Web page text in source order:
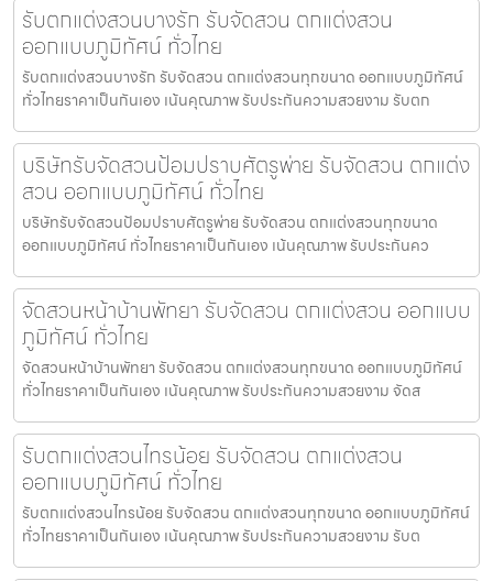
รับตกแต่งสวนบางรัก รับจัดสวน ตกแต่งสวน
ออกแบบภูมิทัศน์ ทั่วไทย
รับตกแต่งสวนบางรัก รับจัดสวน ตกแต่งสวนทุกขนาด ออกแบบภูมิทัศน์
ทั่วไทยราคาเป็นกันเอง เน้นคุณภาพ รับประกันความสวยงาม รับตก
บริษัทรับจัดสวนป้อมปราบศัตรูพ่าย รับจัดสวน ตกแต่ง
สวน ออกแบบภูมิทัศน์ ทั่วไทย
บริษัทรับจัดสวนป้อมปราบศัตรูพ่าย รับจัดสวน ตกแต่งสวนทุกขนาด
ออกแบบภูมิทัศน์ ทั่วไทยราคาเป็นกันเอง เน้นคุณภาพ รับประกันคว
จัดสวนหน้าบ้านพัทยา รับจัดสวน ตกแต่งสวน ออกแบบ
ภูมิทัศน์ ทั่วไทย
จัดสวนหน้าบ้านพัทยา รับจัดสวน ตกแต่งสวนทุกขนาด ออกแบบภูมิทัศน์
ทั่วไทยราคาเป็นกันเอง เน้นคุณภาพ รับประกันความสวยงาม จัดส
รับตกแต่งสวนไทรน้อย รับจัดสวน ตกแต่งสวน
ออกแบบภูมิทัศน์ ทั่วไทย
รับตกแต่งสวนไทรน้อย รับจัดสวน ตกแต่งสวนทุกขนาด ออกแบบภูมิทัศน์
ทั่วไทยราคาเป็นกันเอง เน้นคุณภาพ รับประกันความสวยงาม รับต